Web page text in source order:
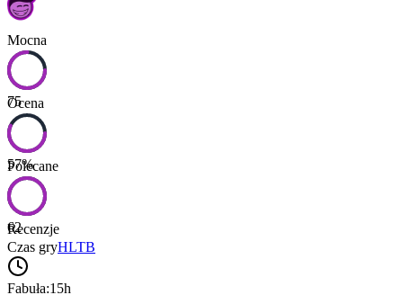
Mocna
75
Ocena
57%
Polecane
62
Recenzje
Czas gryHLTB
Fabuła:15h